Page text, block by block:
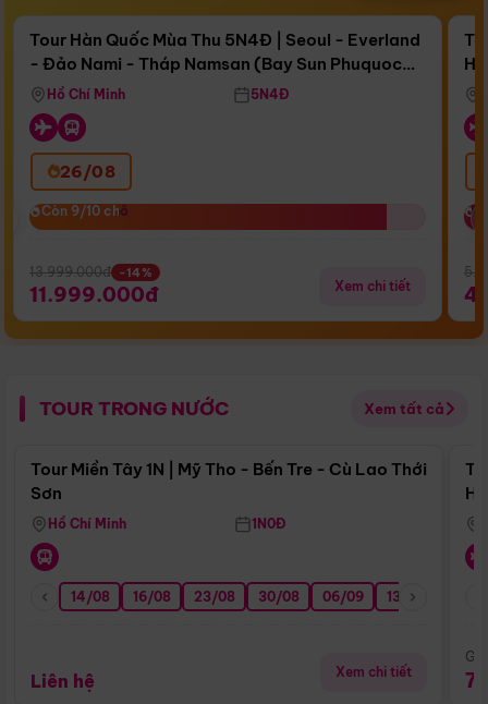
Còn17 ngày 10:56:51
Bay Sun Phuquoc Airways
Tour Hàn Quốc Mùa Thu 5N4Đ | Seoul - Everland
- Đảo Nami - Tháp Namsan (Bay Sun Phuquoc
Airways)
Hồ Chí Minh 5N4Đ
26/08
Còn 9/10 chỗ
Còn 9/10 chỗ
13.999.000đ -14%
11.999.000đ Xem chi tiết
TOUR TRONG NƯỚC Xem tất cả
Điểm nổi bật
Tour Miền Tây 1N | Mỹ Tho - Bến Tre - Cù Lao Thới
Sơn
Hồ Chí Minh 1N0Đ
14/08 16/08 23/08 30/08 06/09 13/09
Liên hệ Xem chi tiết